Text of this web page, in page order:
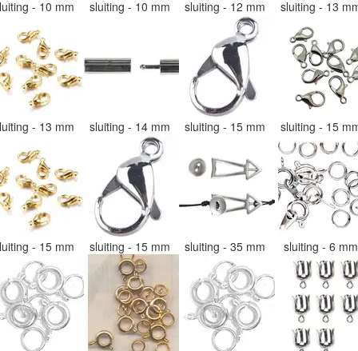
- 10 mm sluiting - 10 mm sluiting - 12 mm sluiting - 13
- 13 mm sluiting - 14 mm sluiting - 15 mm sluiting - 15
- 15 mm sluiting - 15 mm sluiting - 35 mm sluiting - 6